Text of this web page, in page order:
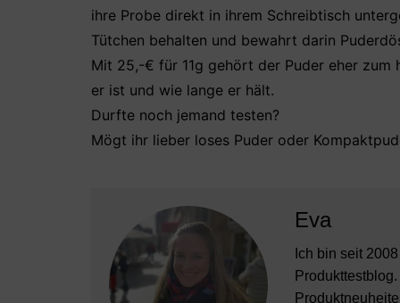
ihre Probe direkt in ihrem Schreibtisch
Tütchen behalten und bewahrt darin
Mit 25,-€ für 11g gehört der Puder eher zum
er ist und wie lange er hält.
Durfte noch jemand testen?
Mögt ihr lieber loses Puder oder
Eva
Ich bin seit